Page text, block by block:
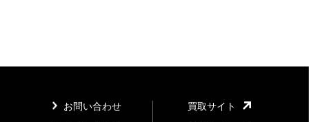
お問い合わせ 買取サイト